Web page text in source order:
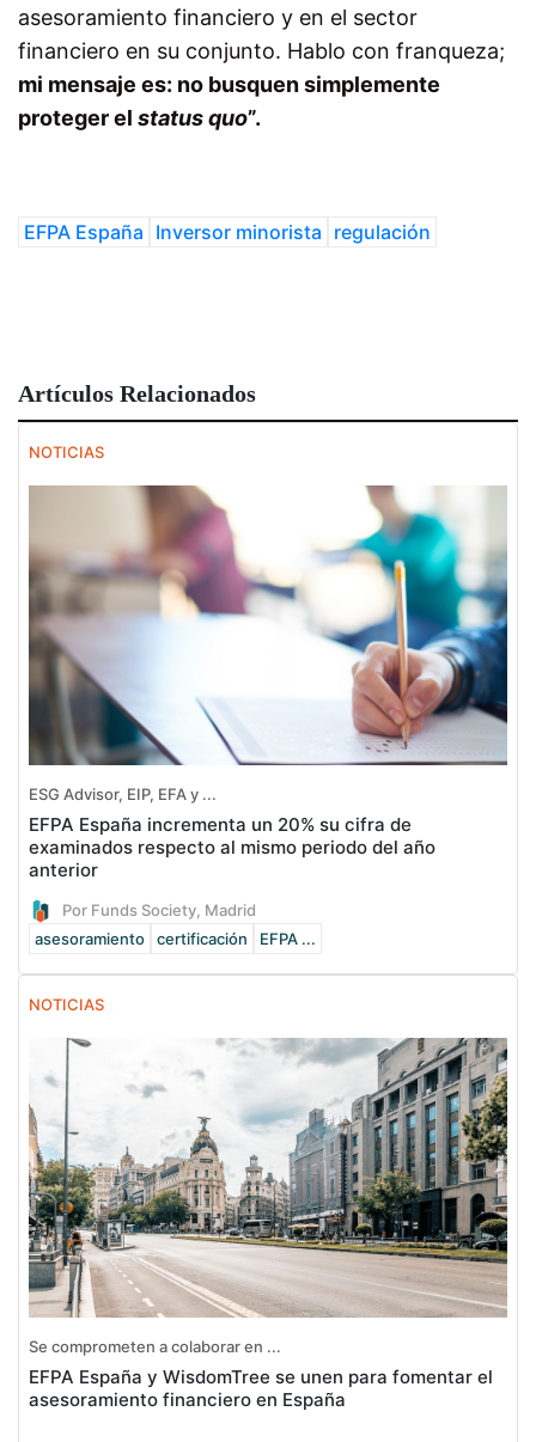
asesoramiento financiero y en el sector
financiero en su conjunto. Hablo con franqueza;
mi mensaje es: no busquen simplemente
proteger el status quo”.
EFPA España Inversor minorista regulación
Artículos Relacionados
NOTICIAS
ESG Advisor, EIP, EFA y ...
EFPA España incrementa un 20% su cifra de
examinados respecto al mismo periodo del año
anterior
Por Funds Society, Madrid
asesoramiento
certificación EFPA ...
NOTICIAS
Se comprometen a colaborar en ...
EFPA España y WisdomTree se unen para fomentar el
asesoramiento financiero en España